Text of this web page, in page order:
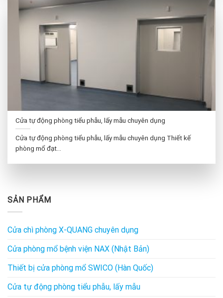
SẢN PHẨM
Cửa chì phòng X-QUANG chuyên dụng
Cửa phòng mổ bệnh viện NAX (Nhật Bản)
Thiết bị cửa phòng mổ SWICO (Hàn Quốc)
Cửa tự động phòng tiểu phẫu, lấy mẫu
Cửa tự động phòng tiểu phẫu, lấy mẫu chuyên dụng
Cửa tự động phòng tiểu phẫu, lấy mẫu chuyên dụng Thiết kế
phòng mổ đạt...